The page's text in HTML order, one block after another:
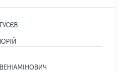
ГУСЄВ
ЮРІЙ
ВЕНІАМІНОВИЧ